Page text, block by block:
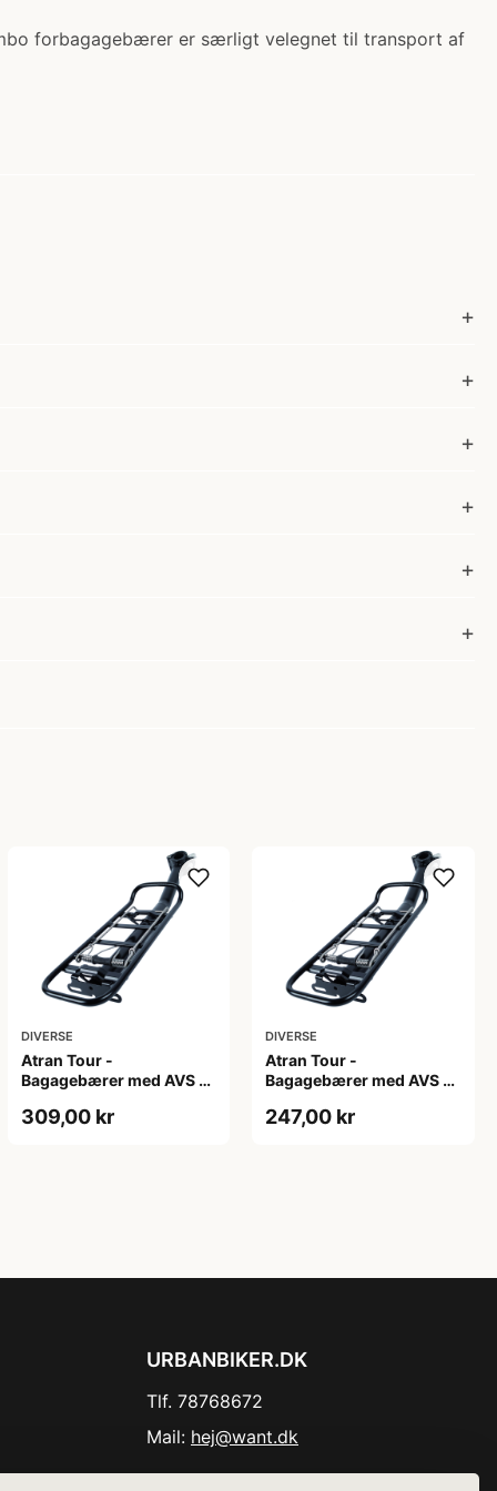
forbagagebærer er særligt velegnet til transport af
DIVERSE
Atran Tour -
Bagagebærer med AVS -
309,00 kr
DIVERSE
Atran Tour -
Bagagebærer med AVS -
247,00 kr
URBANBIKER.DK
Tlf. 78768672
Mail: hej@want.dk